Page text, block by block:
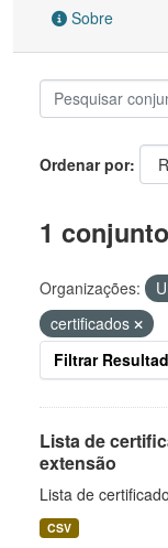
Sobre
Ordenar por
1
Organizações:
certificados
Filtrar
Lista de
extensão
Lista de
CSV